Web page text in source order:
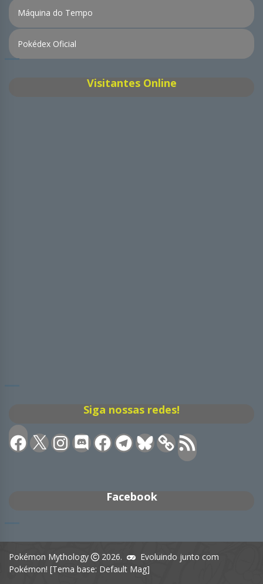
Máquina do Tempo
Pokédex Oficial
Visitantes Online
Siga nossas redes!
Facebook
X Instagram
DiscordFacebookTelegramBluesky Feed
RSS
Facebook
Pokémon Mythology 2026.
Evoluindo junto com
Pokémon! [Tema base: Default Mag]